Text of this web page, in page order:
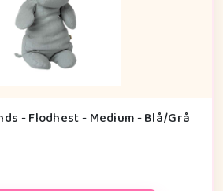
- Flodhest - Medium - Blå/Grå